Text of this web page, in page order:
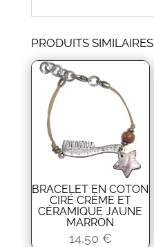
PRODUITS SIMILAIRES
BRACELET EN COTON
CIRÉ CRÈME ET
CÉRAMIQUE JAUNE
MARRON
14,50 €